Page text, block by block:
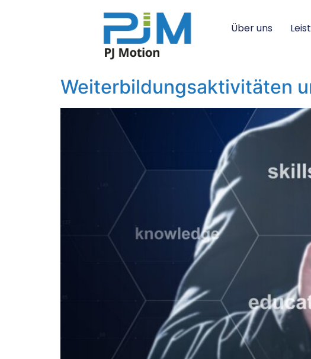
Über uns
Weiterbildungsaktivitäten